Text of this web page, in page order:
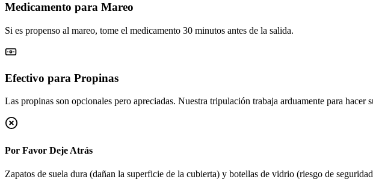
Medicamento para Mareo
Si es propenso al mareo, tome el medicamento 30 minutos antes de la salida.
Efectivo para Propinas
Las propinas son opcionales pero apreciadas. Nuestra tripulación trabaja arduamente para hacer
Por Favor Deje Atrás
Zapatos de suela dura (dañan la superficie de la cubierta) y botellas de vidrio (riesgo de